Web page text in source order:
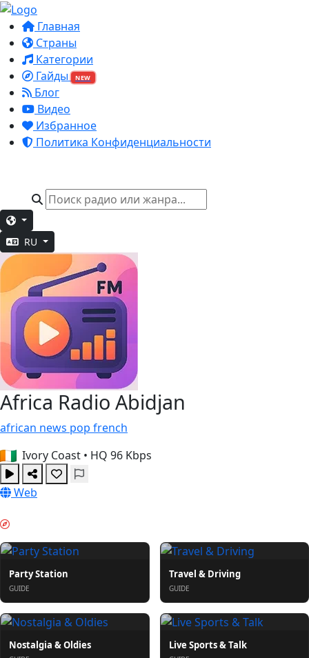
Главная
Страны
Категории
Гайды
NEW
Блог
Видео
Избранное
Политика Конфиденциальности
RU
Africa Radio Abidjan
african news pop french
Ivory Coast • HQ 96 Kbps
Web
Party Station
GUIDE
Travel & Driving
GUIDE
Nostalgia & Oldies Live Sports & Talk